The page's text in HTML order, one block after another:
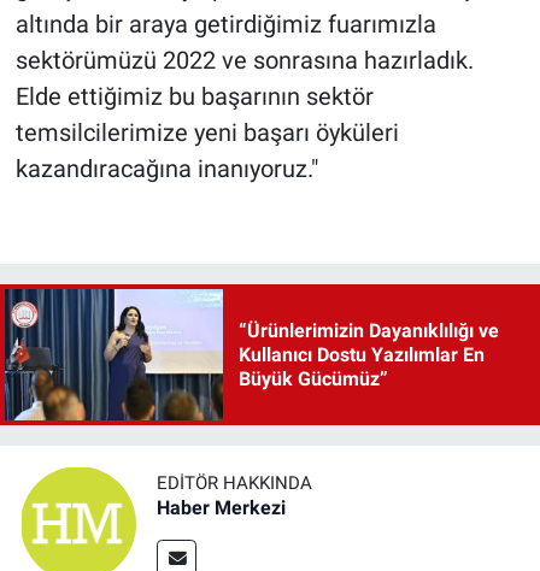
altında bir araya getirdiğimiz fuarımızla
sektörümüzü 2022 ve sonrasına hazırladık.
Elde ettiğimiz bu başarının sektör
temsilcilerimize yeni başarı öyküleri
kazandıracağına inanıyoruz."
“Ürünlerimizin Dayanıklılığı ve
Kullanıcı Dostu Yazılımlar En
Büyük Gücümüz”
EDITÖR HAKKINDA
Haber Merkezi